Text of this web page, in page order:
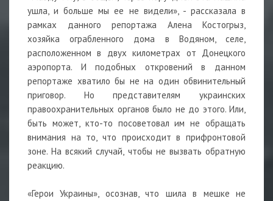
ушла, и больше мы ее не видели», - рассказала в
рамках данного репортажа Алена Костогрыз,
хозяйка ограбленного дома в Водяном, селе,
расположенном в двух километрах от Донецкого
аэропорта. И подобных откровений в данном
репортаже хватило бы не на один обвинительный
приговор. Но представителям украинских
правоохранительных органов было не до этого. Или,
быть может, кто-то посоветовал им не обращать
внимания на то, что происходит в прифронтовой
зоне. На всякий случай, чтобы не вызвать обратную
реакцию.
«Герои Украины», осознав, что шила в мешке не